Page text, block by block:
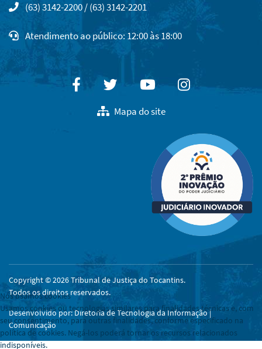
(63) 3142-2200 / (63) 3142-2201
Atendimento ao público: 12:00 às 18:00
FacebookTwitterYoutubeInstagram
Mapa do site
Copyright © 2026 Tribunal de Justiça do Tocantins.
Todos os direitos reservados.
Desenvolvido por: Diretoria de Tecnologia da Informação |
Comunicação
Nós usamos cookies
Usamos cookies ou tecnologias similares para finalidades técnicas e, com
seu consentimento, para outras finalidades, conforme especificado na
política de cookies. Negá-los poderá tornar os recursos relacionados
indisponíveis.